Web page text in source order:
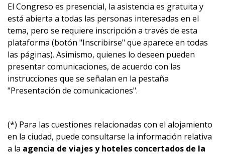
El Congreso es presencial, la asistencia es gratuita y
está abierta a todas las personas interesadas en el
tema, pero se requiere inscripción a través de esta
plataforma (botón "Inscribirse" que aparece en todas
las páginas). Asimismo, quienes lo deseen pueden
presentar comunicaciones, de acuerdo con las
instrucciones que se señalan en la pestaña
"Presentación de comunicaciones".
(*) Para las cuestiones relacionadas con el alojamiento
en la ciudad, puede consultarse la información relativa
a la agencia de viajes y hoteles concertados de la